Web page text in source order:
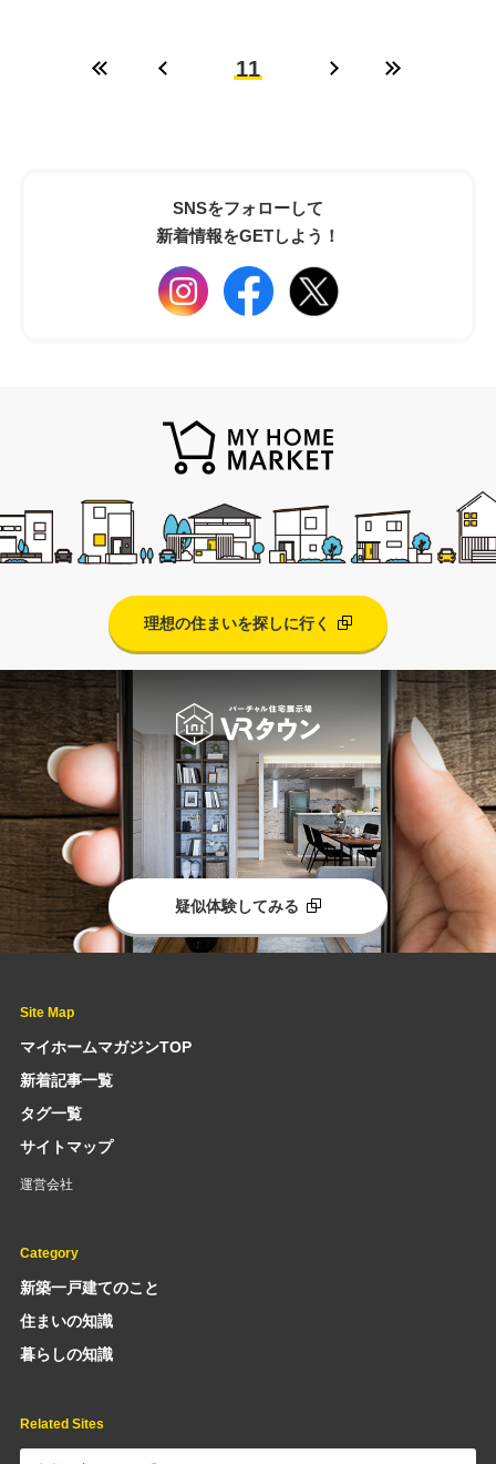
11
SNSをフォローして
新着情報をGETしよう！
理想の住まいを探しに行く
疑似体験してみる
Site Map
マイホームマガジンTOP
新着記事一覧
タグ一覧
サイトマップ
運営会社
Category
新築一戸建てのこと
住まいの知識
暮らしの知識
Related Sites